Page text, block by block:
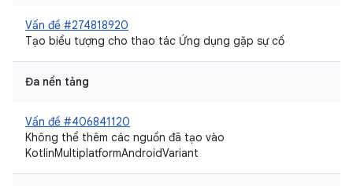
Vấn đề #274818920
Tạo biểu tượng cho thao tác Ứng dụng gặp sự cố
Đa nền tảng
Vấn đề #406841120
Không thể thêm các nguồn đã tạo vào
KotlinMultiplatformAndroidVariant